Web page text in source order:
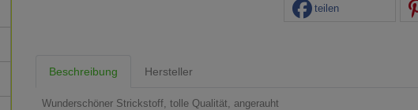
teilen
Beschreibung Hersteller
Wunderschöner Strickstoff, tolle Qualität, angerauht